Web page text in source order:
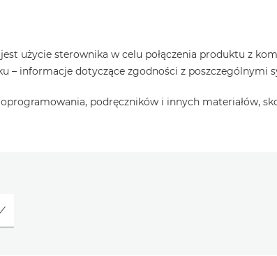
użycie sterownika w celu połączenia produktu z
– informacje dotyczące zgodności z poszczególnymi
podręczników i innych materiałów,